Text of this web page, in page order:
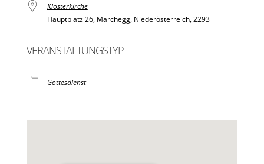
Klosterkirche
Hauptplatz 26, Marchegg, Niederösterreich, 2293
VERANSTALTUNGSTYP
Gottesdienst